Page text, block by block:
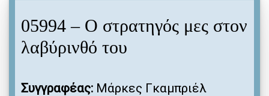
05994 – Ο στρατηγός μες στον
λαβύρινθό του
Συγγραφέας: Μάρκες Γκαμπριέλ